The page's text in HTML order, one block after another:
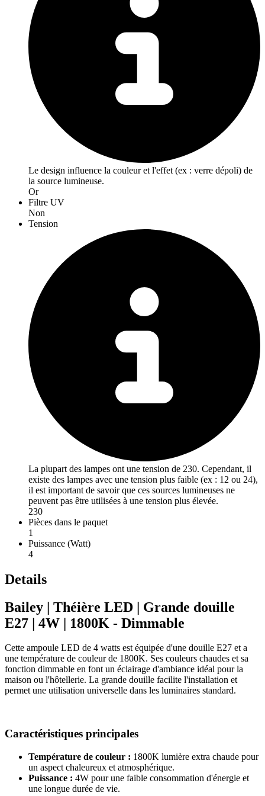
Le design influence la couleur et l'effet (ex : verre dépoli) de
la source lumineuse.
Or
Filtre UV
Non
Tension
La plupart des lampes ont une tension de 230. Cependant, il
existe des lampes avec une tension plus faible (ex : 12 ou 24),
il est important de savoir que ces sources lumineuses ne
peuvent pas être utilisées à une tension plus élevée.
230
Pièces dans le paquet
1
Puissance (Watt)
4
Details
Bailey | Théière LED | Grande douille
E27 | 4W | 1800K - Dimmable
Cette ampoule LED de 4 watts est équipée d'une douille E27 et a
une température de couleur de 1800K. Ses couleurs chaudes et sa
fonction dimmable en font un éclairage d'ambiance idéal pour la
maison ou l'hôtellerie. La grande douille facilite l'installation et
permet une utilisation universelle dans les luminaires standard.
Caractéristiques principales
Température de couleur : 1800K lumière extra chaude pour
un aspect chaleureux et atmosphérique.
Puissance : 4W pour une faible consommation d'énergie et
une longue durée de vie.